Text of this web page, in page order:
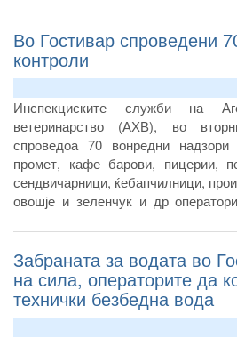
мерењата дека може да се
подготвување храна.
Во Гостивар спроведени
контроли
Инспекциските служби на
ветеринарство (АХВ), во
спроведоа 70 вонредни
промет, кафе барови, пицерии,
сендвичарници, ќебапчилници,
овошје и зеленчук и др
од овој регион ја почитуваат
употреба на водата од
систем.
Забраната за водата во
на сила, операторите да
технички безбедна вода